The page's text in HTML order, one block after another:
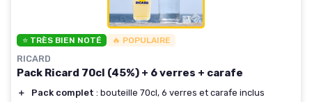
⭐ TRÈS BIEN NOTÉ 🔥 POPULAIRE
RICARD
Pack Ricard 70cl (45%) + 6 verres + carafe
＋ Pack complet : bouteille 70cl, 6 verres et carafe inclus